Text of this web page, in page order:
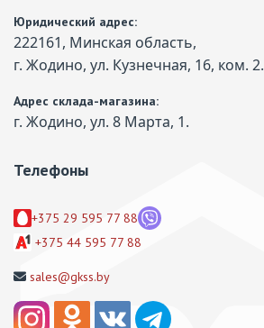
Юридический адрес:
222161, Минская область,
г. Жодино, ул. Кузнечная, 16, ком. 2.
Адрес склада-магазина:
г. Жодино, ул. 8 Марта, 1.
Телефоны
+375 29 595 77 88
+375 44 595 77 88
sales@gkss.by